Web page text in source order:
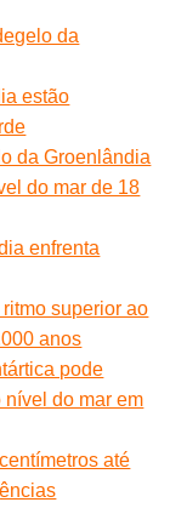
da
estão
da Groenlândia
do mar de 18
enfrenta
superior ao
anos
pode
do mar em
até